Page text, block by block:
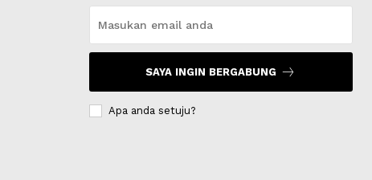
SAYA INGIN BERGABUNG
Apa anda setuju?